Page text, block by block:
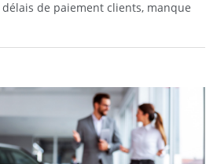
de paiement clients, manque